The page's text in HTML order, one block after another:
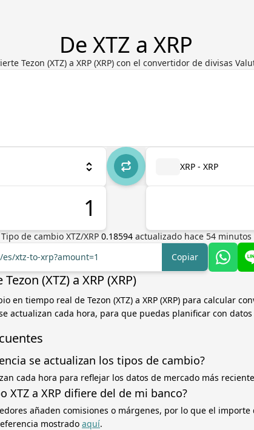
De XTZ a XRP
Tezon (XTZ) a XRP (XRP) con el convertidor de divisas
XRP - XRP
Tipo de cambio XTZ/XRP 0.18594 actualizado hace 54minutos
xtz-to-xrp?amount=1
Copiar
(XTZ) a XRP (XRP)
en tiempo real de Tezon (XTZ) a XRP (XRP) para calcular
actualizan cada hora, para que puedas planificar con
se actualizan los tipos de cambio?
cada hora para reflejar los datos de mercado más
XTZ a XRP difiere del de mi banco?
añaden comisiones o márgenes, por lo que el
mostrado aquí.